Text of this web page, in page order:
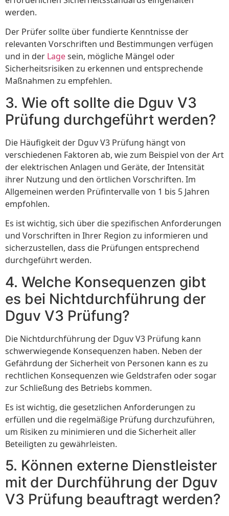
werden.
Der Prüfer sollte über fundierte Kenntnisse der
relevanten Vorschriften und Bestimmungen verfügen
und in der Lagesein, mögliche Mängel oder
Sicherheitsrisiken zu erkennen und entsprechende
Maßnahmen zu empfehlen.
3. Wie oft sollte die Dguv V3
Prüfung durchgeführt werden?
Die Häufigkeit der Dguv V3 Prüfung hängt von
verschiedenen Faktoren ab, wie zum Beispiel von der Art
der elektrischen Anlagen und Geräte, der Intensität
ihrer Nutzung und den örtlichen Vorschriften. Im
Allgemeinen werden Prüfintervalle von 1 bis 5 Jahren
empfohlen.
Es ist wichtig, sich über die spezifischen Anforderungen
und Vorschriften in Ihrer Region zu informieren und
sicherzustellen, dass die Prüfungen entsprechend
durchgeführt werden.
4. Welche Konsequenzen gibt
es bei Nichtdurchführung der
Dguv V3 Prüfung?
Die Nichtdurchführung der Dguv V3 Prüfung kann
schwerwiegende Konsequenzen haben. Neben der
Gefährdung der Sicherheit von Personen kann es zu
rechtlichen Konsequenzen wie Geldstrafen oder sogar
zur Schließung des Betriebs kommen.
Es ist wichtig, die gesetzlichen Anforderungen zu
erfüllen und die regelmäßige Prüfung durchzuführen,
um Risiken zu minimieren und die Sicherheit aller
Beteiligten zu gewährleisten.
5. Können externe Dienstleister
mit der Durchführung der Dguv
V3 Prüfung beauftragt werden?